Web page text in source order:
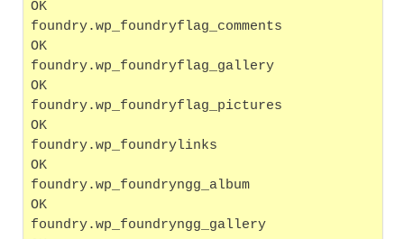
OK
foundry.wp_foundryflag_comments
OK
foundry.wp_foundryflag_gallery
OK
foundry.wp_foundryflag_pictures
OK
foundry.wp_foundrylinks
OK
foundry.wp_foundryngg_album
OK
foundry.wp_foundryngg_gallery